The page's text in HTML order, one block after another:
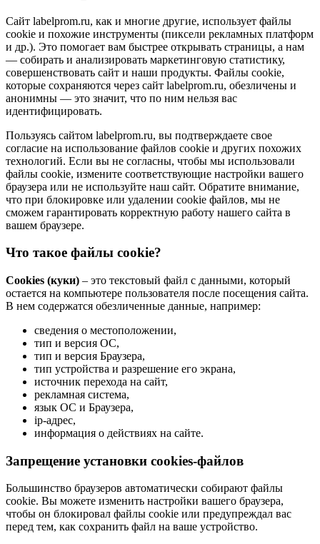
Сайт labelprom.ru, как и многие другие, использует файлы
cookie и похожие инструменты (пиксели рекламных платформ
и др.). Это помогает вам быстрее открывать страницы, а нам
— собирать и анализировать маркетинговую статистику,
совершенствовать сайт и наши продукты. Файлы сookie,
которые сохраняются через сайт labelprom.ru, обезличены и
анонимны — это значит, что по ним нельзя вас
идентифицировать.
Пользуясь сайтом labelprom.ru, вы подтверждаете свое
согласие на использование файлов cookie и других похожих
технологий. Если вы не согласны, чтобы мы использовали
файлы cookie, измените соответствующие настройки вашего
браузера или не используйте наш сайт. Обратите внимание,
что при блокировке или удалении cookie файлов, мы не
сможем гарантировать корректную работу нашего сайта в
вашем браузере.
Что такое файлы cookie?
Cookies (куки) – это текстовый файл с данными, который
остается на компьютере пользователя после посещения сайта.
В нем содержатся обезличенные данные, например:
сведения о местоположении,
тип и версия ОС,
тип и версия Браузера,
тип устройства и разрешение его экрана,
источник перехода на сайт,
рекламная система,
язык ОС и Браузера,
ip-адрес,
информация о действиях на сайте.
Запрещение установки cookies-файлов
Большинство браузеров автоматически собирают файлы
cookie. Вы можете изменить настройки вашего браузера,
чтобы он блокировал файлы cookie или предупреждал вас
перед тем, как сохранить файл на ваше устройство.